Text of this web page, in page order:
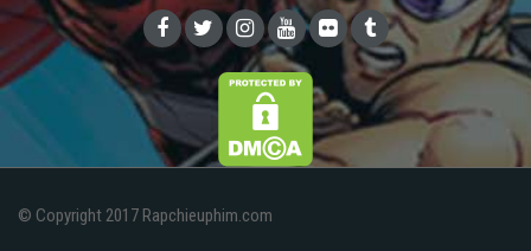
© Copyright 2017 Rapchieuphim.com